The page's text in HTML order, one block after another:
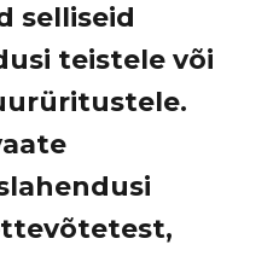
selliseid
teistele või